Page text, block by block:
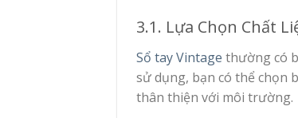
3.1. Lựa Chọn Chất
Sổ tay Vintage thường có
sử dụng, bạn có thể chọn
thân thiện với môi trường.